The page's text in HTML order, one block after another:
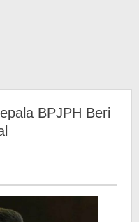
BPJPH Beri